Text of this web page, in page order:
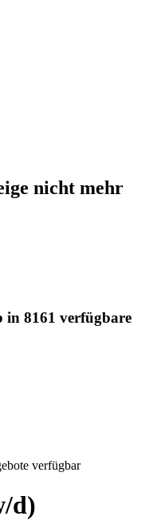
nicht mehr
in 8161 verfügbare
verfügbar
d)